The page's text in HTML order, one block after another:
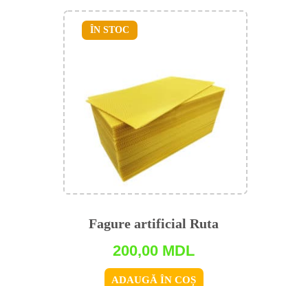
Fagure artificial Ruta
200,00 MDL
ADAUGĂ ÎN COȘ
ÎN STOC